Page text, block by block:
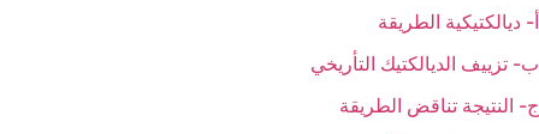
أ- ديالكتيكية الطريقة
ب- تزييف الديالكتيك التأريخي
ج- النتيجة تناقض الطريقة